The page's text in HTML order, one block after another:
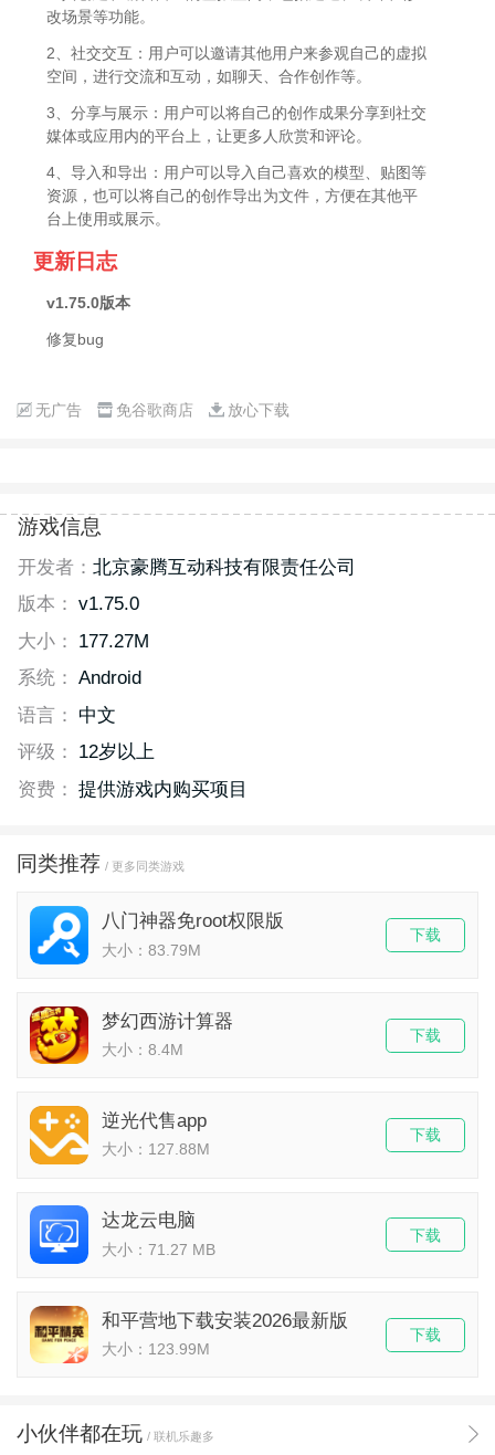
改场景等功能。
2、社交交互：用户可以邀请其他用户来参观自己的虚拟
空间，进行交流和互动，如聊天、合作创作等。
3、分享与展示：用户可以将自己的创作成果分享到社交
媒体或应用内的平台上，让更多人欣赏和评论。
4、导入和导出：用户可以导入自己喜欢的模型、贴图等
资源，也可以将自己的创作导出为文件，方便在其他平
台上使用或展示。
更新日志
v1.75.0版本
修复bug
无广告 免谷歌商店 放心下载
游戏信息
开发者： 北京豪腾互动科技有限责任公司
版本： v1.75.0
大小：
177.27M
系统： Android
语言：
中文
评级：
12岁以上
资费： 提供游戏内购买项目
同类推荐 / 更多同类游戏
八门神器免root权限版
大小：83.79M
下载
梦幻西游计算器
大小：8.4M
下载
逆光代售app
大小：127.88M
下载
达龙云电脑
大小：71.27 MB
下载
和平营地下载安装2026最新版
大小：123.99M
下载
小伙伴都在玩 / 联机乐趣多